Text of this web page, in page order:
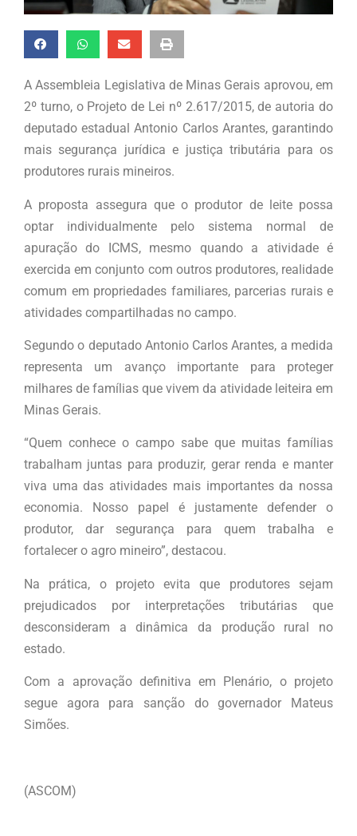
A Assembleia Legislativa de Minas Gerais aprovou, em
2º turno, o Projeto de Lei nº 2.617/2015, de autoria do
deputado estadual Antonio Carlos Arantes, garantindo
mais segurança jurídica e justiça tributária para os
produtores rurais mineiros.
A proposta assegura que o produtor de leite possa
optar individualmente pelo sistema normal de
apuração do ICMS, mesmo quando a atividade é
exercida em conjunto com outros produtores, realidade
comum em propriedades familiares, parcerias rurais e
atividades compartilhadas no campo.
Segundo o deputado Antonio Carlos Arantes, a medida
representa um avanço importante para proteger
milhares de famílias que vivem da atividade leiteira em
Minas Gerais.
“Quem conhece o campo sabe que muitas famílias
trabalham juntas para produzir, gerar renda e manter
viva uma das atividades mais importantes da nossa
economia. Nosso papel é justamente defender o
produtor, dar segurança para quem trabalha e
fortalecer o agro mineiro”, destacou.
Na prática, o projeto evita que produtores sejam
prejudicados por interpretações tributárias que
desconsideram a dinâmica da produção rural no
estado.
Com a aprovação definitiva em Plenário, o projeto
segue agora para sanção do governador Mateus
Simões.
(ASCOM)